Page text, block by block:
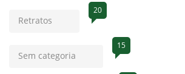
Retratos
20
Sem categoria
15